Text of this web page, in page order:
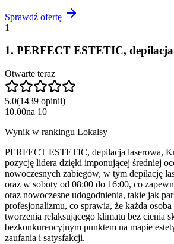
Sprawdź ofertę
1
1. PERFECT ESTETIC,
Otwarte teraz
5.0(1439 opinii)
10.00na 10
Wynik w rankingu Lokalsy
PERFECT ESTETIC, depilacja laserowa,
pozycję lidera dzięki imponującej średniej
nowoczesnych zabiegów, w tym depilację
oraz w soboty od 08:00 do 16:00, co
oraz nowoczesne udogodnienia, takie jak
profesjonalizmu, co sprawia, że każda
tworzenia relaksującego klimatu bez cienia
bezkonkurencyjnym punktem na mapie
zaufania i satysfakcji.